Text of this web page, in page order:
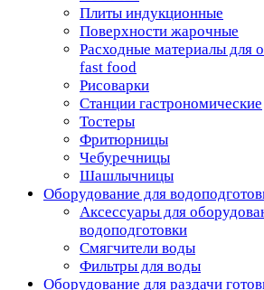
Плиты индукционные
Поверхности жарочные
Расходные материалы для
fast food
Рисоварки
Станции гастрономические
Тостеры
Фритюрницы
Чебуречницы
Шашлычницы
Оборудование для
Аксессуары для
водоподготовки
Смягчители воды
Фильтры для воды
Оборудование для раздачи